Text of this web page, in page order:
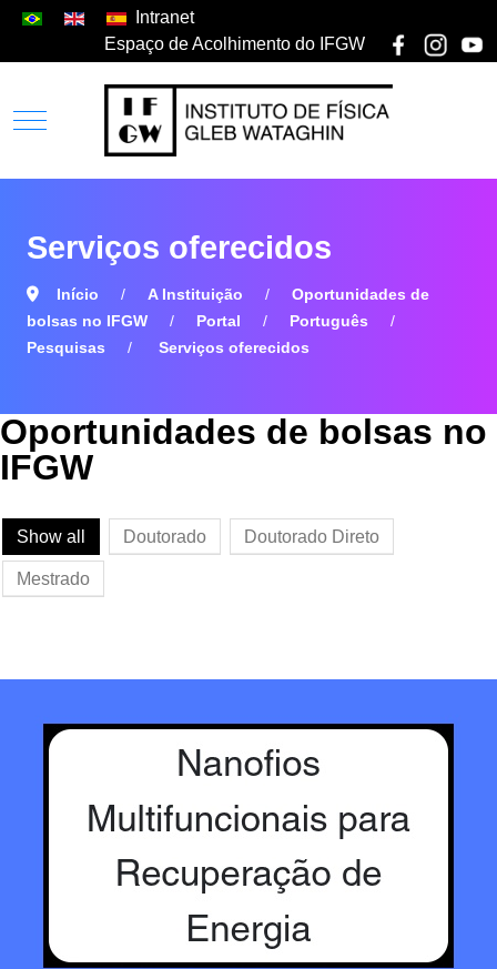
Intranet
Espaço de Acolhimento do IFGW
Serviços oferecidos
Início A Instituição
Oportunidades de
bolsas no IFGW
Portal
Português
Pesquisas
Serviços oferecidos
Oportunidades de bolsas no
IFGW
Show all Doutorado Doutorado Direto
Mestrado